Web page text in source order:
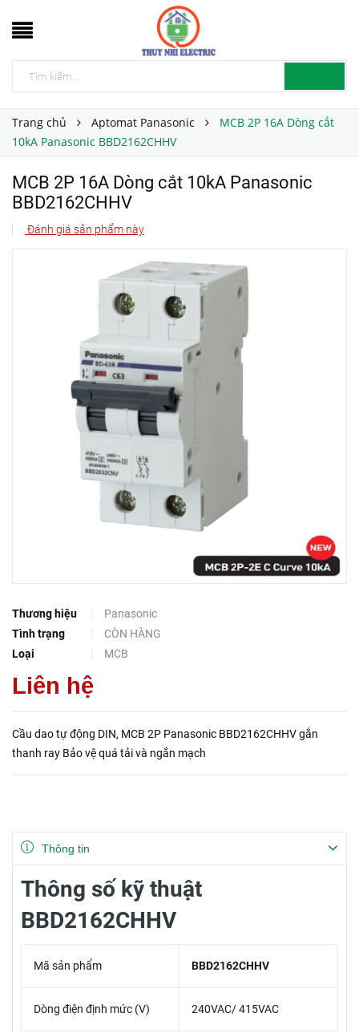
Trang chủ Aptomat Panasonic
MCB 2P 16A Dòng cắt
10kA Panasonic BBD2162CHHV
MCB 2P 16A Dòng cắt 10kA Panasonic
BBD2162CHHV
Đánh giá sản phẩm này
Thương hiệu
Panasonic
Tình trạng
CÒN HÀNG
Loại
MCB
Liên hệ
Cầu dao tự động DIN, MCB 2P Panasonic BBD2162CHHV gắn
thanh ray Bảo vệ quá tải và ngắn mạch
Thông tin
Thông số kỹ thuật
BBD2162CHHV
Mã sản phẩm BBD2162CHHV
Dòng điện định mức (V) 240VAC/ 415VAC